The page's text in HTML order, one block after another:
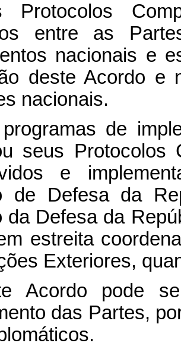
entre as
nacionais e
deste Acordo e
nacionais.
de
seus Protocolos
e
de Defesa da
da Defesa da
estreita
Exteriores,
Acordo pode
das Partes,